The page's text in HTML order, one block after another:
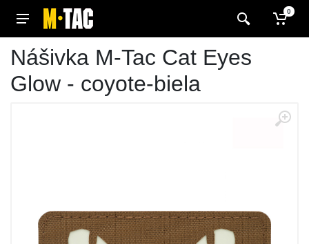
0
Nášivka M-Tac Cat Eyes
Glow - coyote-biela